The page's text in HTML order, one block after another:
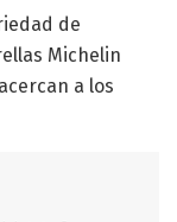
de
Michelin
a los